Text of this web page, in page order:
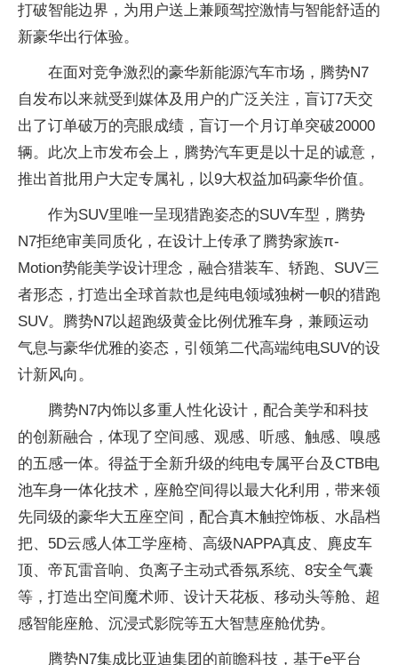
打破智能边界，为用户送上兼顾驾控激情与智能舒适的
新豪华出行体验。
在面对竞争激烈的豪华新能源汽车市场，腾势N7
自发布以来就受到媒体及用户的广泛关注，盲订7天交
出了订单破万的亮眼成绩，盲订一个月订单突破20000
辆。此次上市发布会上，腾势汽车更是以十足的诚意，
推出首批用户大定专属礼，以9大权益加码豪华价值。
作为SUV里唯一呈现猎跑姿态的SUV车型，腾势
N7拒绝审美同质化，在设计上传承了腾势家族π-
Motion势能美学设计理念，融合猎装车、轿跑、SUV三
者形态，打造出全球首款也是纯电领域独树一帜的猎跑
SUV。腾势N7以超跑级黄金比例优雅车身，兼顾运动
气息与豪华优雅的姿态，引领第二代高端纯电SUV的设
计新风向。
腾势N7内饰以多重人性化设计，配合美学和科技
的创新融合，体现了空间感、观感、听感、触感、嗅感
的五感一体。得益于全新升级的纯电专属平台及CTB电
池车身一体化技术，座舱空间得以最大化利用，带来领
先同级的豪华大五座空间，配合真木触控饰板、水晶档
把、5D云感人体工学座椅、高级NAPPA真皮、麂皮车
顶、帝瓦雷音响、负离子主动式香氛系统、8安全气囊
等，打造出空间魔术师、设计天花板、移动头等舱、超
感智能座舱、沉浸式影院等五大智慧座舱优势。
腾势N7集成比亚迪集团的前瞻科技，基于e平台